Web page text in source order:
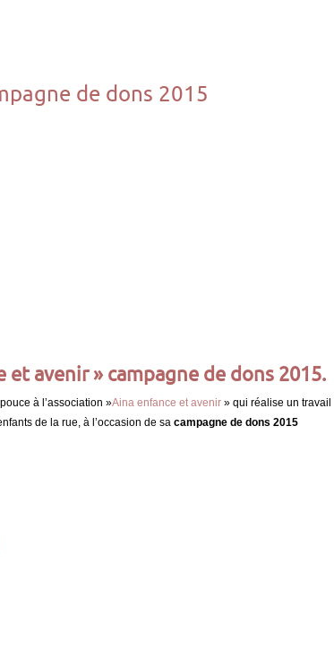
de dons 2015
et avenir » campagne de dons 2015.
à l’association »Aina enfance et avenir » qui réalise un travail
de la rue, à l’occasion de sa campagne de dons 2015